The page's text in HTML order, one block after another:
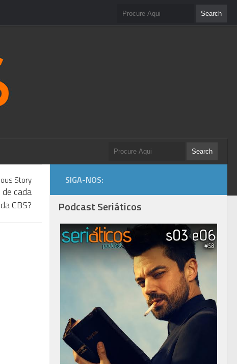
Story
cada
CBS?
SIGA-NOS:
Podcast Seriáticos